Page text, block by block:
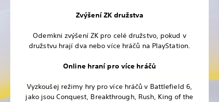
Zvýšení ZK družstva
Odemkni zvýšení ZK pro celé družstvo, pokud v
družstvu hrají dva nebo více hráčů na PlayStation.
Online hraní pro více hráčů
Vyzkoušej režimy hry pro více hráčů v Battlefield 6,
jako jsou Conquest, Breakthrough, Rush, King of the